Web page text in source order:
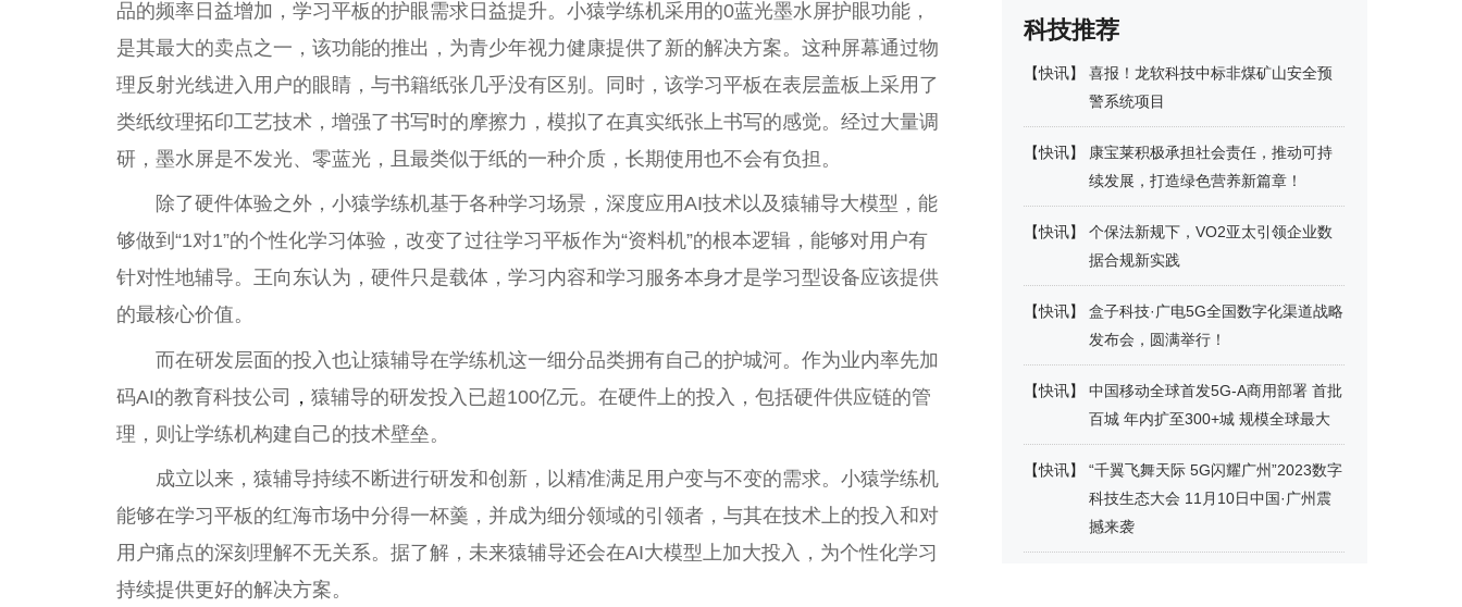
品的频率日益增加，学习 平板的护眼需求日益提升。小猿学练机采用的0蓝光墨水屏护眼功能，
是其最大的卖点之一，该功能的推出，为青少年视力健康提供了新的解决方案。这种屏幕通过物
理反射光线进入用户的眼睛，与书籍纸张几乎没有区别。同时，该学习 平板在表层盖板上采用了
类纸纹理拓印工艺技术，增强了书写时的摩擦力，模拟了在真实纸张上书写的感觉。经过大量调
研，墨水屏是不发光、零蓝光，且最类似于纸的一种介质，长期使用也不会有负担。
除了硬件体验之外，小猿学练机基于各种学习 场景，深度应用AI技术以及猿辅导大模型，能
够做到“1对1”的个性化学习 体验，改变了过往学习 平板作为“资料机”的根本逻辑，能够对用户有
针对性地辅导。王向东认为，硬件只是载体，学习 内容和学习 服务本身才是学习 型设备应该提供
的最核心价值。
而在研发层面的投入也让猿辅导在学练机这一细分品类拥有自己的护城河。作为业内率先加
码AI的教育科技公司 ， 猿辅导的研发投入已超100亿元。在硬件上的投入，包括硬件供应链的管
理，则让学练机构建自己的技术壁垒。
成立以来，猿辅导持续不断进行研发和创新，以精准满足用户变与不变的需求。小猿学练机
能够在学习平板的红海市场中分得一杯羹，并成为细分领域的引领者，与其在技术上的投入和对
用户痛点的深刻理解不无关系。据了解，未来猿辅导还会在AI大模型上加大投入，为个性化学习
持续提供更好的解决方案。
科技推荐
【快讯】
喜报！龙软科技中标非煤矿山安全预
警系统项目
【快讯】
康宝莱积极承担社会责任，推动可持
续发展，打造绿色营养新篇章！
【快讯】
个保法新规下，VO2亚太引领企业数
据合规新实践
【快讯】
盒子科技·广电5G全国数字化渠道战略
发布会，圆满举行！
【快讯】
中国移动全球首发5G-A商用部署 首批
百城 年内扩至300+城 规模全球最大
【快讯】
“千翼飞舞天际 5G闪耀广州”2023数字
科技生态大会 11月10日中国·广州震
撼来袭